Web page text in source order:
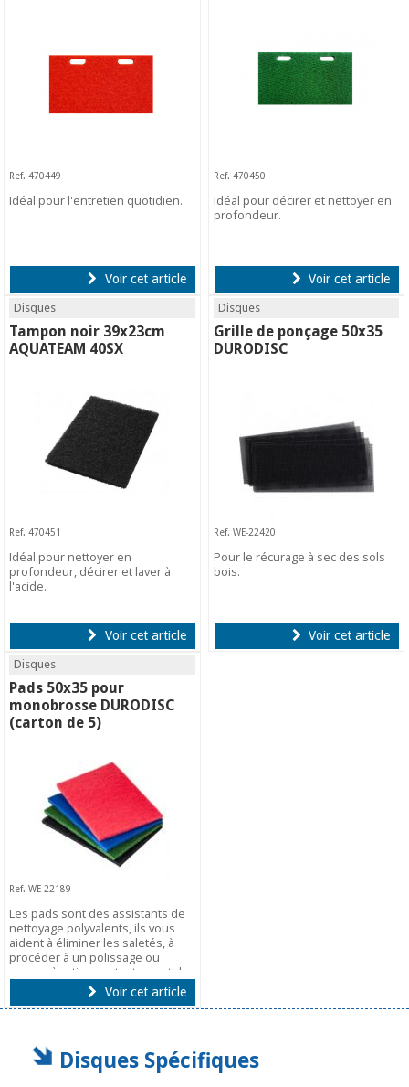
Ref. 470449
Idéal pour l'entretien quotidien.
Voir cet article
Ref. 470450
Idéal pour décirer et nettoyer en
profondeur.
Voir cet article
Disques
Tampon noir 39x23cm
AQUATEAM 40SX
Ref. 470451
Idéal pour nettoyer en
profondeur, décirer et laver à
l'acide.
Voir cet article
Disques
Grille de ponçage 50x35
DURODISC
Ref. WE-22420
Pour le récurage à sec des sols
bois.
Voir cet article
Disques
Pads 50x35 pour
monobrosse DURODISC
(carton de 5)
Ref. WE-22189
Les pads sont des assistants de
nettoyage polyvalents, ils vous
aident à éliminer les saletés, à
procéder à un polissage ou
encore à retirer un traitement de
Voir cet article
Disques Spécifiques